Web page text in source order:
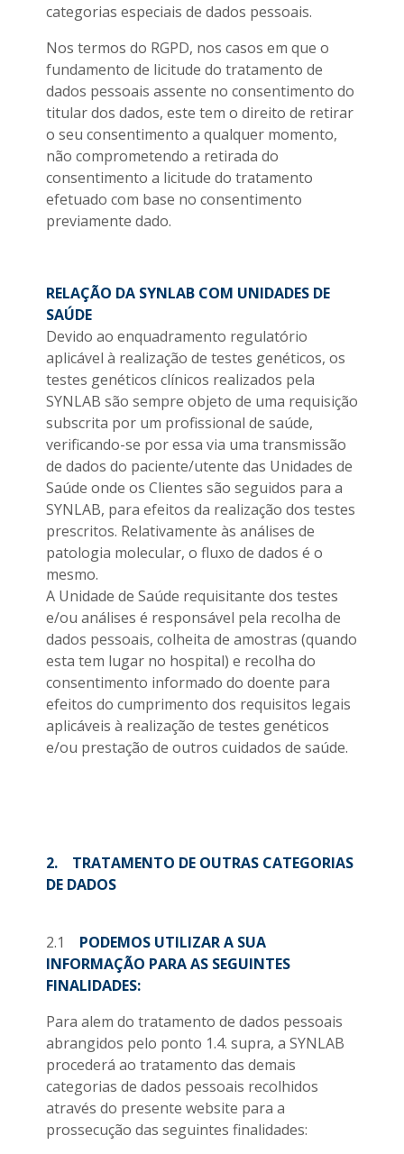
categorias especiais de dados pessoais.
Nos termos do RGPD, nos casos em que o
fundamento de licitude do tratamento de
dados pessoais assente no consentimento do
titular dos dados, este tem o direito de retirar
o seu consentimento a qualquer momento,
não comprometendo a retirada do
consentimento a licitude do tratamento
efetuado com base no consentimento
previamente dado.
RELAÇÃO DA SYNLAB COM UNIDADES DE
SAÚDE
Devido ao enquadramento regulatório
aplicável à realização de testes genéticos, os
testes genéticos clínicos realizados pela
SYNLAB são sempre objeto de uma requisição
subscrita por um profissional de saúde,
verificando-se por essa via uma transmissão
de dados do paciente/utente das Unidades de
Saúde onde os Clientes são seguidos para a
SYNLAB, para efeitos da realização dos testes
prescritos. Relativamente às análises de
patologia molecular, o fluxo de dados é o
mesmo.
A Unidade de Saúde requisitante dos testes
e/ou análises é responsável pela recolha de
dados pessoais, colheita de amostras (quando
esta tem lugar no hospital) e recolha do
consentimento informado do doente para
efeitos do cumprimento dos requisitos legais
aplicáveis à realização de testes genéticos
e/ou prestação de outros cuidados de saúde.
2. TRATAMENTO DE OUTRAS CATEGORIAS
DE DADOS
2.1 PODEMOS UTILIZAR A SUA
INFORMAÇÃO PARA AS SEGUINTES
FINALIDADES:
Para alem do tratamento de dados pessoais
abrangidos pelo ponto 1.4. supra, a SYNLAB
procederá ao tratamento das demais
categorias de dados pessoais recolhidos
através do presente website para a
prossecução das seguintes finalidades: